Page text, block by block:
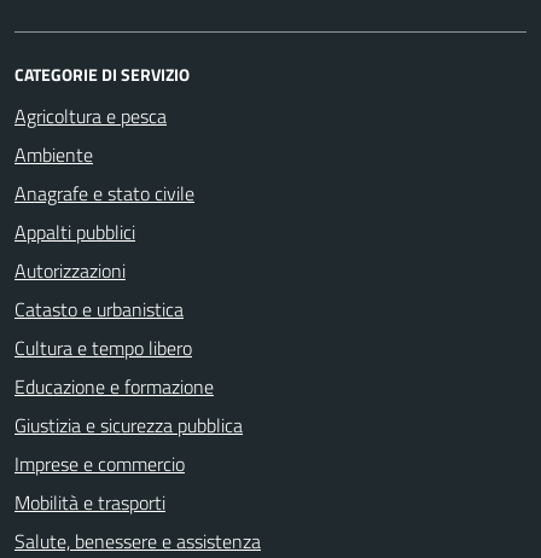
CATEGORIE DI SERVIZIO
Agricoltura e pesca
Ambiente
Anagrafe e stato civile
Appalti pubblici
Autorizzazioni
Catasto e urbanistica
Cultura e tempo libero
Educazione e formazione
Giustizia e sicurezza pubblica
Imprese e commercio
Mobilità e trasporti
Salute, benessere e assistenza